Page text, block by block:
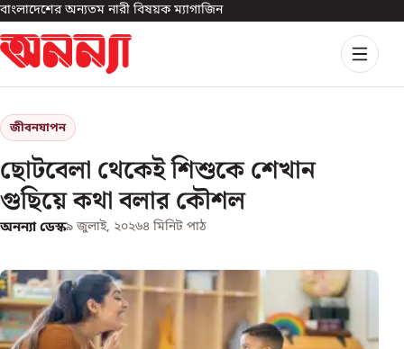
বাংলাদেশের অন্যতম নারী বিষয়ক ম্যাগাজিন
জীবনযাপন
ছোটবেলা থেকেই শিশুকে শেখান
গুছিয়ে কথা বলার কৌশল
অনন্যা ডেস্ক৯ জুলাই, ২০২৬৪ মিনিট পাঠ